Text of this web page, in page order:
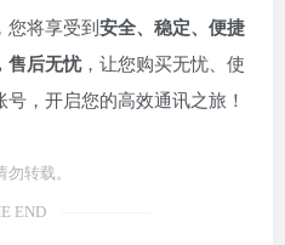
您将享受到 安全、稳定、便捷
售后无忧，让您购买无忧、使
，开启您的高效通讯之旅！
转载。
END